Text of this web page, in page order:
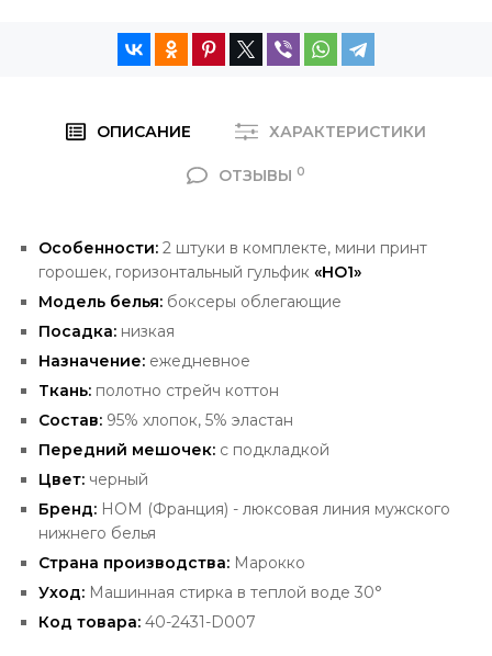
ОПИСАНИЕ ХАРАКТЕРИСТИКИ
ОТЗЫВЫ 0
Особенности: 2 штуки в комплекте, мини принт
горошек, горизонтальный гульфик «HO1»
Модель белья: боксеры облегающие
Посадка: низкая
Назначение: ежедневное
Ткань: полотно стрейч коттон
Состав: 95% хлопок, 5% эластан
Передний мешочек: с подкладкой
Цвет: черный
Бренд: HOM (Франция) - люксовая линия мужского
нижнего белья
Страна производства: Марокко
Уход: Машинная стирка в теплой воде 30°
Код товара: 40-2431-D007